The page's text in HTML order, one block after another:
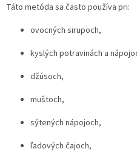
Táto metóda sa často používa pri:
ovocných sirupoch,
kyslých potravinách a
džúsoch,
muštoch,
sýtených nápojoch,
ľadových čajoch,